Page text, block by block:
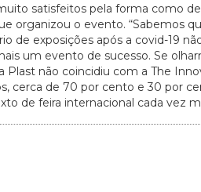
satisfeitos pela forma como
organizou o evento. “Sabemos
de exposições após a covid-19
um evento de sucesso. Se
Plast não coincidiu com a The
cerca de 70 por cento e 30 por
de feira internacional cada vez